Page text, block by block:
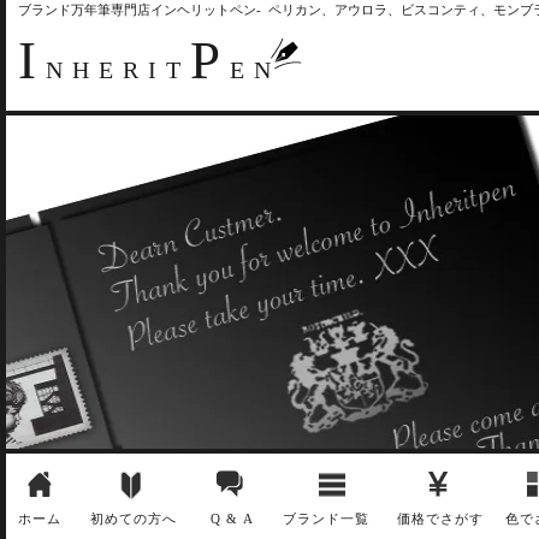
ブランド万年筆専門店インヘリットペン- ペリカン、アウロラ、ビスコンティ、モン
I NHERIT P EN
ホーム 初めての方へ Q & A ブランド一覧 価格でさがす 色で